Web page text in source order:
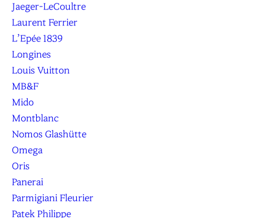
Jaeger-LeCoultre
Laurent Ferrier
L’Epée 1839
Longines
Louis Vuitton
MB&F
Mido
Montblanc
Nomos Glashütte
Omega
Oris
Panerai
Parmigiani Fleurier
Patek Philippe